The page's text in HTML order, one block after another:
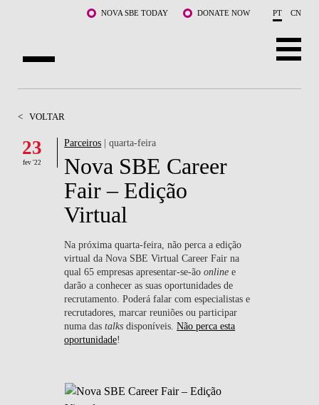
Saltar para o conteúdo principalNOVA SBE TODAY DONATE NOW PT CN
DOCENTES E INVESTIGAÇÃO
COMUNIDADE
WHAT'S HAPPENING
< VOLTAR
23
fev '22
Parceiros | quarta-feira
Nova SBE Career
Fair – Edição
Virtual
Na próxima quarta-feira, não perca a edição
virtual da Nova SBE Virtual Career Fair na
qual 65 empresas apresentar-se-ãoonline e
darão a conhecer as suas oportunidades de
recrutamento. Poderá falar com especialistas e
recrutadores, marcar reuniões ou participar
numa dastalksdisponíveis.Não perca esta
oportunidade!